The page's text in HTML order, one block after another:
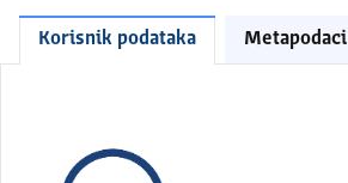
Korisnik podataka Metapodaci